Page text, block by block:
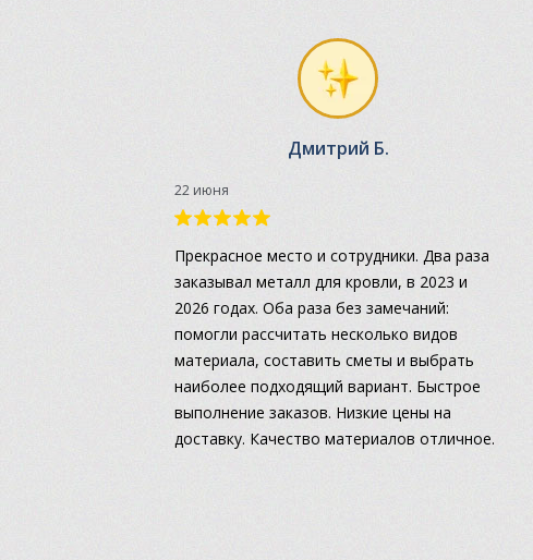
Дмитрий Б.
22 июня
Прекрасное место и сотрудники. Два раза
заказывал металл для кровли, в 2023 и
2026 годах. Оба раза без замечаний:
помогли рассчитать несколько видов
материала, составить сметы и выбрать
наиболее подходящий вариант. Быстрое
выполнение заказов. Низкие цены на
доставку. Качество материалов отличное.